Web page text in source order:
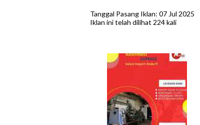
Tanggal Pasang Iklan: 07 Jul 2025
Iklan ini telah dilihat 224 kali